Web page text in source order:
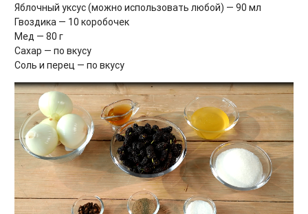
Яблочный уксус (можно использовать любой) — 90 мл
Гвоздика — 10 коробочек
Мед — 80 г
Сахар — по вкусу
Соль и перец — по вкусу